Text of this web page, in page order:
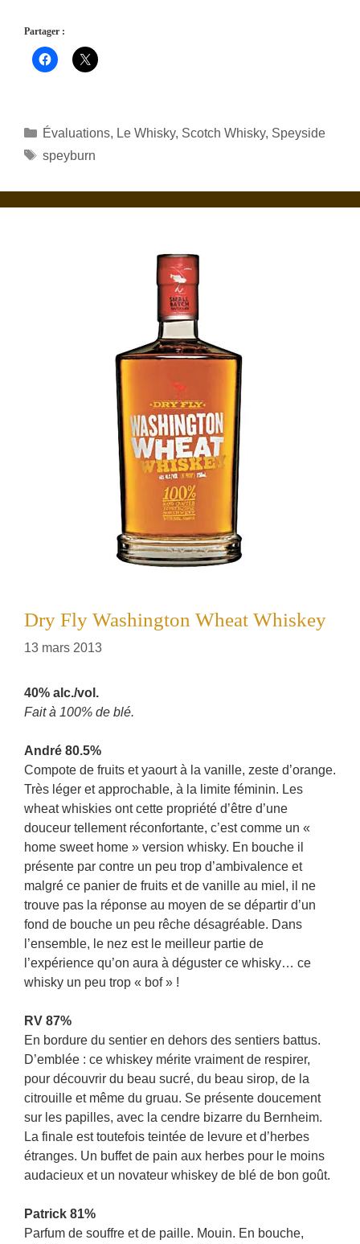
Partager :
Catégories
Évaluations, Le Whisky, Scotch Whisky, Speyside
Étiquettes
speyburn
Dry Fly Washington Wheat Whiskey
13 mars 2013
40% alc./vol.
Fait à 100% de blé.
André 80.5%
Compote de fruits et yaourt à la vanille, zeste d’orange.
Très léger et approchable, à la limite féminin. Les
wheat whiskies ont cette propriété d’être d’une
douceur tellement réconfortante, c’est comme un «
home sweet home » version whisky. En bouche il
présente par contre un peu trop d’ambivalence et
malgré ce panier de fruits et de vanille au miel, il ne
trouve pas la réponse au moyen de se départir d’un
fond de bouche un peu rêche désagréable. Dans
l’ensemble, le nez est le meilleur partie de
l’expérience qu’on aura à déguster ce whisky… ce
whisky un peu trop « bof » !
RV 87%
En bordure du sentier en dehors des sentiers battus.
D’emblée : ce whiskey mérite vraiment de respirer,
pour découvrir du beau sucré, du beau sirop, de la
citrouille et même du gruau. Se présente doucement
sur les papilles, avec la cendre bizarre du Bernheim.
La finale est toutefois teintée de levure et d’herbes
étranges. Un buffet de pain aux herbes pour le moins
audacieux et un novateur whiskey de blé de bon goût.
Patrick 81%
Parfum de souffre et de paille. Mouin. En bouche,